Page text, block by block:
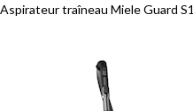
Aspirateur traîneau Miele Guard S1